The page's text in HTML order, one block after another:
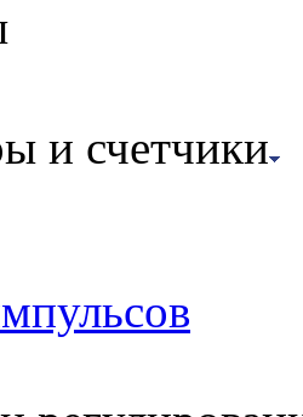
и счетчики